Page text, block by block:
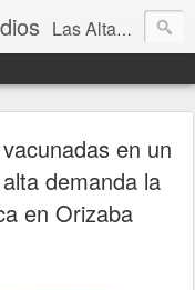
Las Altas Montañas Multimedios
en un
demanda la
en Orizaba